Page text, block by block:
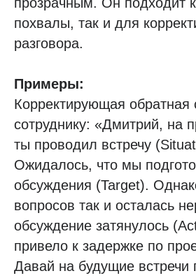
похвалы, так и для
разговора.
Примеры:
Корректирующая обратная
сотруднику: «Дмитрий, на
ты проводил встречу
Ожидалось, что мы
обсуждения (Target).
вопросов так и осталась
обсуждение затянулось
привело к задержке по
Давай на будущие встречи